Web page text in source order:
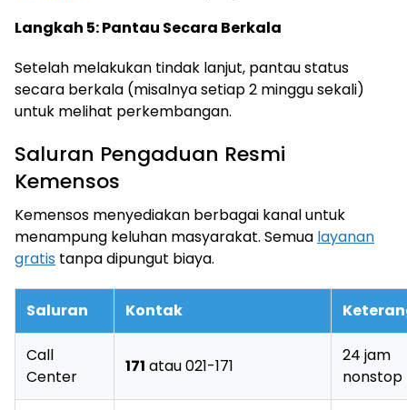
Langkah 5: Pantau Secara Berkala
Setelah melakukan tindak lanjut, pantau status
secara berkala (misalnya setiap 2 minggu sekali)
untuk melihat perkembangan.
Saluran Pengaduan Resmi
Kemensos
Kemensos menyediakan berbagai kanal untuk
menampung keluhan masyarakat. Semua layanan
gratis tanpa dipungut biaya.
Saluran Kontak
Call
Center
171 atau 021-171
24 jam
nonstop